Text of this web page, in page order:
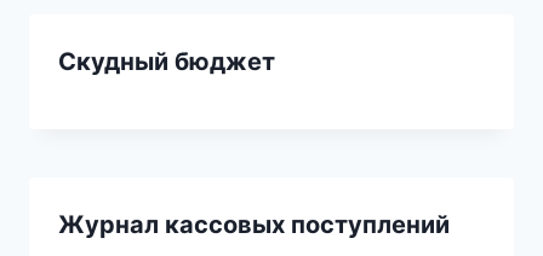
Скудный бюджет
Журнал кассовых поступлений